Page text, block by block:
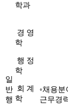
학과
일
반
행
경 영
학
행 정
학
회 계
학
◦채용분
근무경